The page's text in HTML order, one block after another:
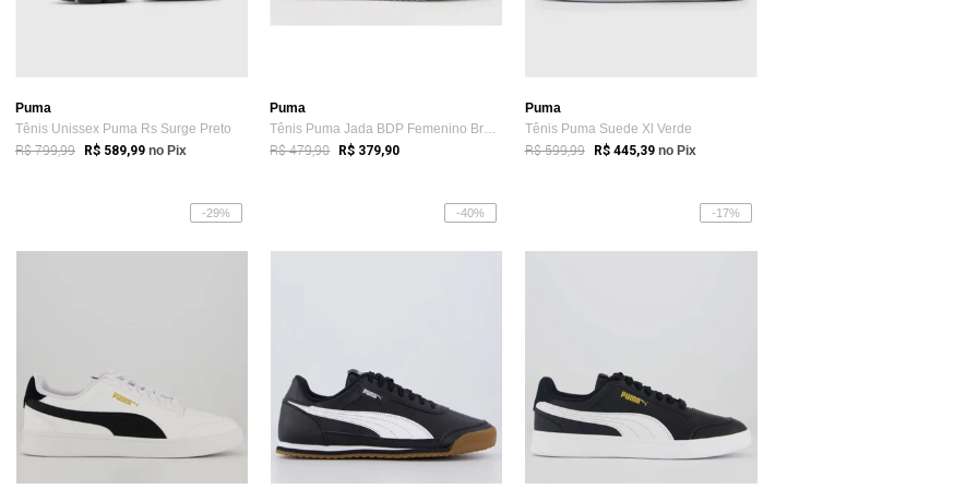
Puma
Tênis Unissex Puma Rs Surge Preto
R$ 799,99 R$ 589,99 no Pix
Puma
Tênis Puma Jada BDP Femenino Branco e Rosa
R$ 479,90 R$ 379,90
Puma
Tênis Puma Suede Xl Verde
R$ 599,99 R$ 445,39 no Pix
-29% -40% -17%